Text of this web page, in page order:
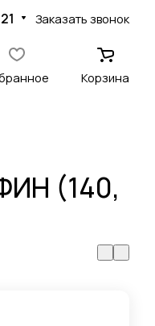
Заказать звонок
Корзина
(140,